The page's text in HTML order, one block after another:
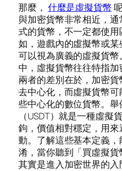
那麼， 什麼是虛擬貨幣
與加密貨幣非常相近，
式的貨幣，不一定都使
如，遊戲內的虛擬幣或
可以視為廣義的虛擬貨
中，虛擬貨幣往往特指加
兩者的差別在於，加密
去中心化，而虛擬貨幣
些中心化的數位貨幣。
（USDT）就是一種虛擬
鉤，價值相對穩定，用
動。了解這些基本定義
淆，當你聽到「買虛擬
其實是進入加密世界的入